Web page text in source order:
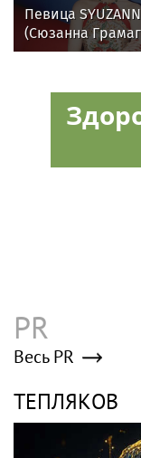
Певица
(Сюзанна
как перестать
говорить
PR
Весь PR
ТЕПЛЯКОВ